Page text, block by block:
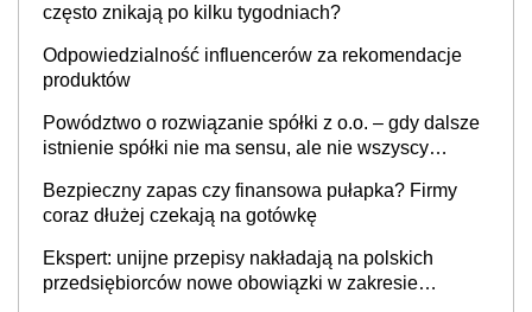
często znikają po kilku tygodniach?
Odpowiedzialność influencerów za rekomendacje
produktów
Powództwo o rozwiązanie spółki z o.o. – gdy dalsze
istnienie spółki nie ma sensu, ale nie wszyscy
Bezpieczny zapas czy finansowa pułapka? Firmy
coraz dłużej czekają na gotówkę
Ekspert: unijne przepisy nakładają na polskich
przedsiębiorców nowe obowiązki w zakresie